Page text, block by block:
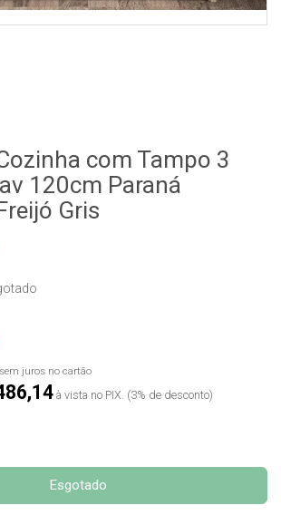
com Tampo 3
120cm Paraná
Gris
sem juros no cartão
à vista no PIX. (3% de desconto)
Esgotado